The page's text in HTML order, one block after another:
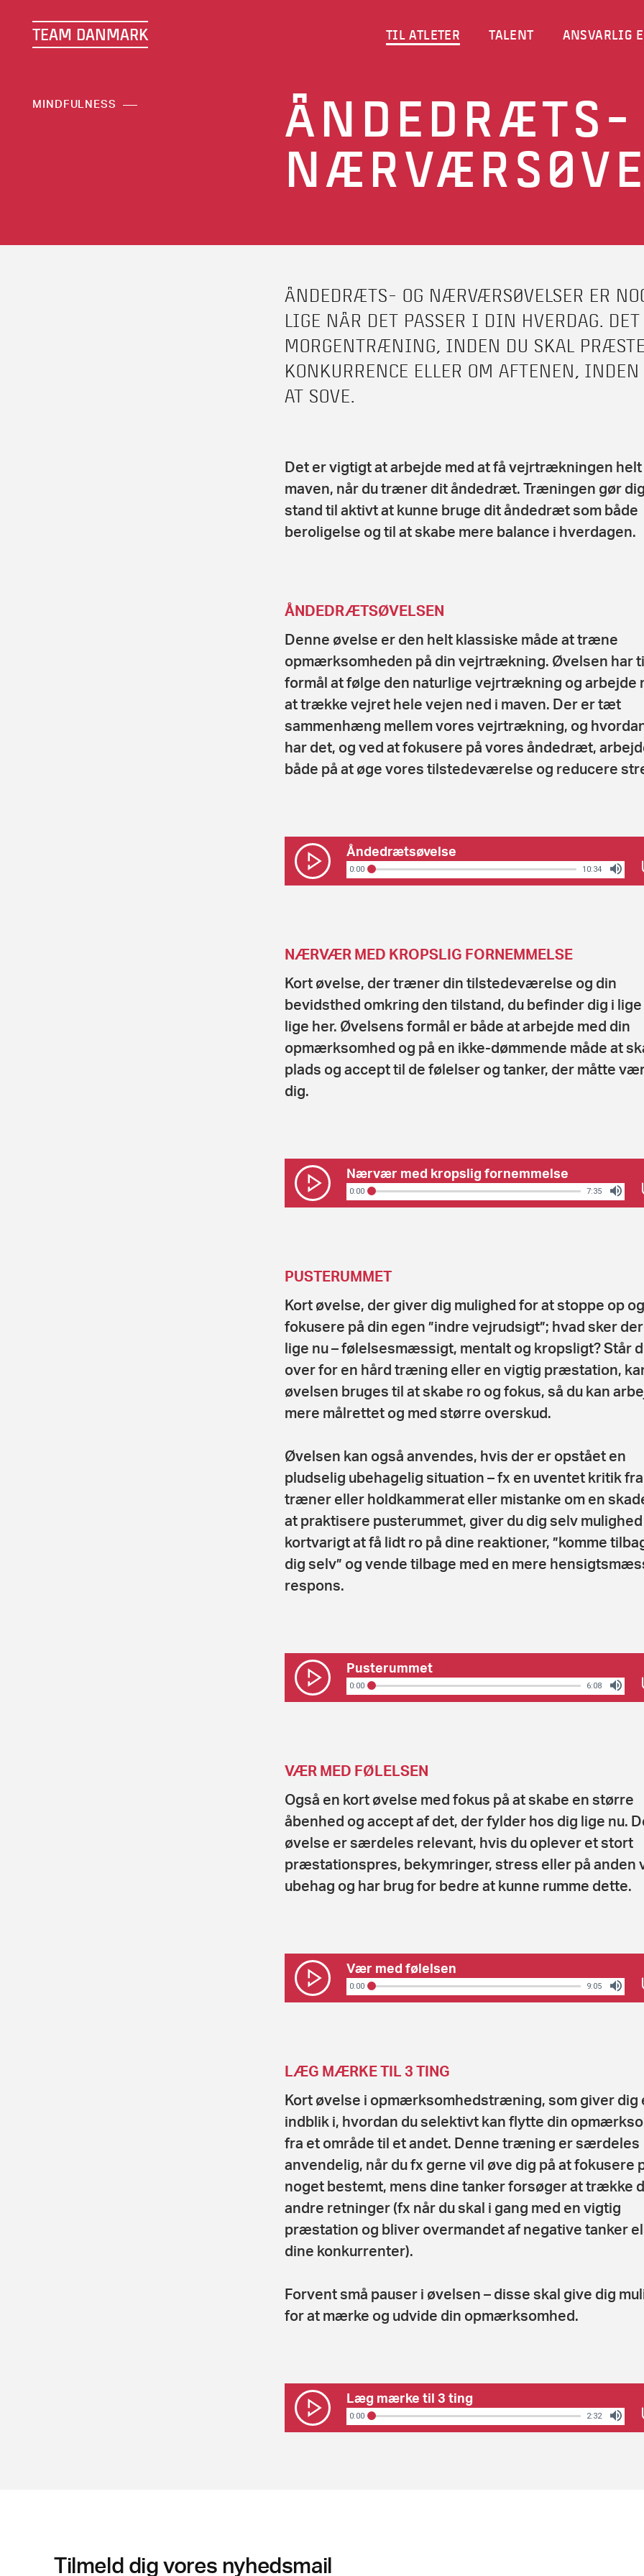
TEAM DANMARK TIL ATLETER TALENT ANSVARLIG
MINDFULNESS
ÅNDEDRÆTS-
ÅNDEDRÆTS- OG NÆRVÆRSØVELSER ER
LIGE NÅR DET PASSER I DIN HVERDAG.
MORGENTRÆNING, INDEN DU SKAL
KONKURRENCE ELLER OM AFTENEN,
AT SOVE.
Det er vigtigt at arbejde med at få vejrtrækningen helt
maven, når du træner dit åndedræt. Træningen gør
stand til aktivt at kunne bruge dit åndedræt som både
beroligelse og til at skabe mere balance i hverdagen.
ÅNDEDRÆTSØVELSEN
Denne øvelse er den helt klassiske måde at træne
opmærksomheden på din vejrtrækning. Øvelsen har
formål at følge den naturlige vejrtrækning og arbejde
at trække vejret hele vejen ned i maven. Der er tæt
sammenhæng mellem vores vejrtrækning, og
har det, og ved at fokusere på vores åndedræt,
både på at øge vores tilstedeværelse og reducere
Åndedrætsøvelse
0:00 10:34
NÆRVÆR MED KROPSLIG FORNEMMELSE
Kort øvelse, der træner din tilstedeværelse og din
bevidsthed omkring den tilstand, du befinder dig i lige
lige her. Øvelsens formål er både at arbejde med din
opmærksomhed og på en ikke-dømmende måde at
plads og accept til de følelser og tanker, der måtte
dig.
Nærvær med kropslig fornemmelse
0:00 7:35
PUSTERUMMET
Kort øvelse, der giver dig mulighed for at stoppe op og
fokusere på din egen ”indre vejrudsigt”; hvad sker
lige nu – følelsesmæssigt, mentalt og kropsligt? Står
over for en hård træning eller en vigtig præstation,
øvelsen bruges til at skabe ro og fokus, så du kan
mere målrettet og med større overskud.
Øvelsen kan også anvendes, hvis der er opstået en
pludselig ubehagelig situation – fx en uventet kritik
træner eller holdkammerat eller mistanke om en
at praktisere pusterummet, giver du dig selv
kortvarigt at få lidt ro på dine reaktioner, ”komme
dig selv” og vende tilbage med en mere
respons.
Pusterummet
0:00 6:08
VÆR MED FØLELSEN
Også en kort øvelse med fokus på at skabe en større
åbenhed og accept af det, der fylder hos dig lige nu.
øvelse er særdeles relevant, hvis du oplever et stort
præstationspres, bekymringer, stress eller på anden
ubehag og har brug for bedre at kunne rumme dette.
Vær med følelsen
0:00 9:05
LÆG MÆRKE TIL 3 TING
Kort øvelse i opmærksomhedstræning, som giver dig
indblik i, hvordan du selektivt kan flytte din
fra et område til et andet. Denne træning er særdeles
anvendelig, når du fx gerne vil øve dig på at fokusere
noget bestemt, mens dine tanker forsøger at trække
andre retninger (fx når du skal i gang med en vigtig
præstation og bliver overmandet af negative tanker
dine konkurrenter).
Forvent små pauser i øvelsen – disse skal give dig
for at mærke og udvide din opmærksomhed.
Læg mærke til 3 ting
0:00 2:32
Tilmeld dig vores nyhedsmail